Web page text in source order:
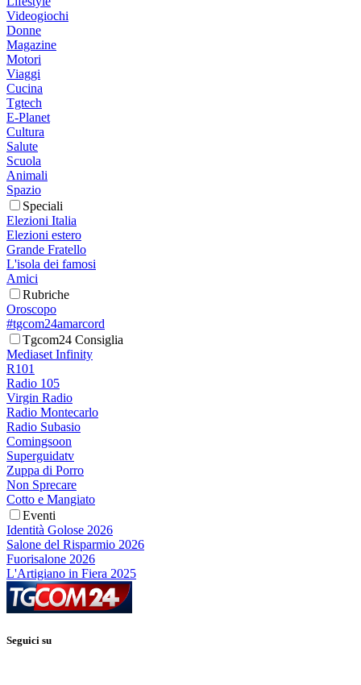
Videogiochi
Donne
Magazine
Motori
Viaggi
Cucina
Tgtech
E-Planet
Cultura
Salute
Scuola
Animali
Spazio
Speciali
Elezioni Italia
Elezioni estero
Grande Fratello
L'isola dei famosi
Amici
Rubriche
Oroscopo
#tgcom24amarcord
Tgcom24 Consiglia
Mediaset Infinity
R101
Radio 105
Virgin Radio
Radio Montecarlo
Radio Subasio
Comingsoon
Superguidatv
Zuppa di Porro
Non Sprecare
Cotto e Mangiato
Eventi
Identità Golose 2026
Salone del Risparmio 2026
Fuorisalone 2026
L'Artigiano in Fiera 2025
Seguici su